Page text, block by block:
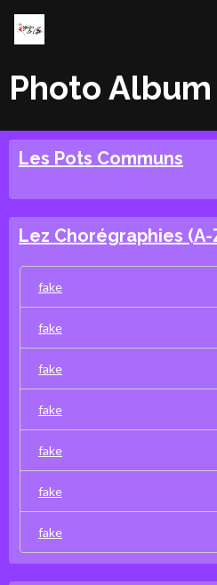
Photo Album
Les Pots Communs
Lez Chorégraphies (A-
fake
fake
fake
fake
fake
fake
fake